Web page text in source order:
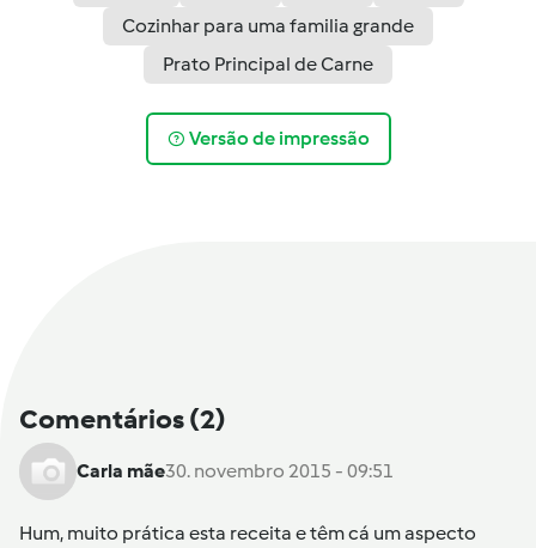
Cozinhar para uma familia grande
Prato Principal de Carne
Versão de impressão
Comentários(2)
Carla mãe30. novembro 2015 - 09:51
Hum, muito prática esta receita e têm cá um aspecto